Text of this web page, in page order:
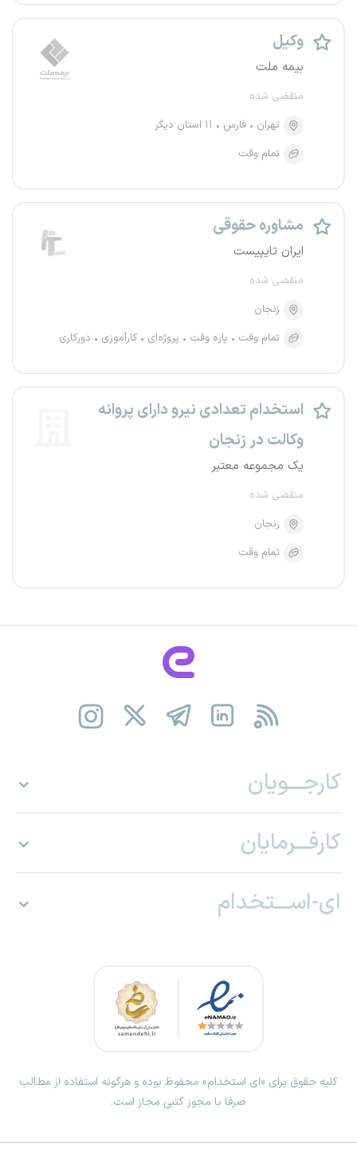
وکیل
بیمه ملت
منقضی شده
تهران
فارس
۱۱ استان دیگر
تمام وقت
مشاوره حقوقی
ایران تایپیست
منقضی شده
زنجان
تمام وقت
پاره وقت پروژه‌ای کارآموزی دورکاری
استخدام تعدادی نیرو دارای پروانه
وکالت در زنجان
یک مجموعه معتبر
منقضی شده
زنجان
تمام وقت
کارجـــویان
کارفـــرمایان
ای-اســـتخدام
کلیه حقوق برای «ای استخدام» محفوظ بوده و هرگونه استفاده از مطالب
صرفا با مجوز کتبی مجاز است.